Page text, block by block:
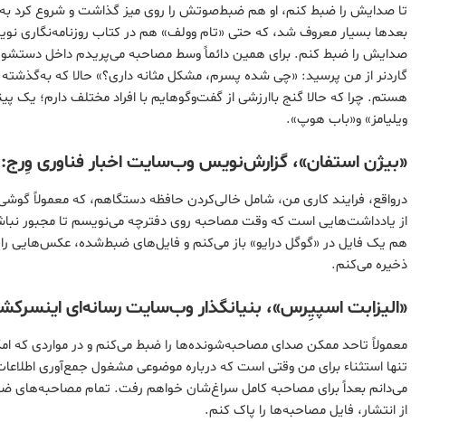
بعدها بسیار معروف شد، که حتی «تام وولف» هم در کتاب روزنامه‌نگاری نوین
صدایش را ضبط کنم. برای همین دائماً وسط مصاحبه می‌پریدم داخل
گاردنر از من پرسید: «چی شده پسرم، مشکل مثانه داری؟» حالا که
هستم. چرا که حالا گنج باارزشی از گفت‌وگوهایم با افراد مختلف دارم؛ یک
ویلیامز» و«باب هوپ».
«بیژن استفان»، گزارش‌نویس وب‌سایت اخبار فناوری وِرج:
درواقع، فرایند کاری من، شامل خالی‌کردن حافظه دستگاهم، که معمولاً
از یادداشت‌هایی است که وقت مصاحبه روی دفترچه می‌نویسم تا مجبور
هم یک فایل در «گوگل درایو» باز می‌کنم و فایل‌های ضبط‌شده، عکس‌هایی را
ذخیره می‌کنم.
«الیزابت اسپیِرس»، بنیانگذار وب‌سایت رسانه‌ای
معمولاً تاحد ممکن صدای مصاحبه‌شونده‌ها را ضبط می‌کنم و در مواردی که
تنها استثناء برای من وقتی است که درباره موضوعی مشغول جمع‌آوری
می‌دانم بعداً برای مصاحبه کامل سراغ‌شان خواهم رفت. تمام مصاحبه‌های
از انتشار، فایل‌ مصاحبه‌ها را پاک کنم.